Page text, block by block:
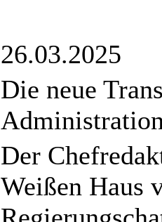
26.03.2025
Die neue
Der
Weißen Haus